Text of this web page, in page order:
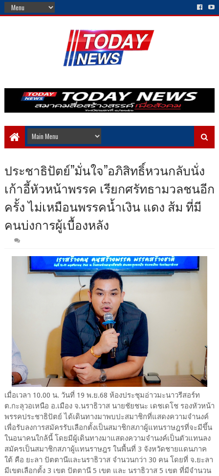
ประชาธิปัตย์”มั่นใจ”อภิสิทธิ์หวนกลับนั่ง
เก้าอี้หัวหน้าพรรค เรียกศรัทธามวลชนอีก
ครั้ง ไม่เหมือนพรรคน้ำเงิน แดง ส้ม ที่มี
คนบ่งการผู้เบื้องหลัง
เมื่อเวลา 10.00 น. วันที่ 19 พ.ย.68 ห้องประชุมอ่าวมะนาวรีสอร์ท
ต.กะลุวอเหนือ อ.เมือง จ.นราธิวาส นายชัยชนะ เดชเดโช รองหัวหน้า
พรรคประชาธิปัตย์ ได้เดินทางมาพบปะสมาชิกที่แสดงความจำนงค์
เพื่อรับลงการสมัครรับเลือกตั้งเป็นสมาชิกสภาผู้แทนราษฎรที่จะมีขึ้น
ในอนาคนใกล้นี้ โดยมีผู้เดินทางมาแสดงความจำนงค์เป็นตัวแทนลง
สมัครเป็นสมาชิกสภาผู้แทนราษฎร ในพื้นที่ 3 จังหวัดชายแดนภาค
ใต้ คือ ยะลา ปัตตานีและนราธิวาส จำนวนกว่า 30 คน โดยที่ จ.ยะลา
มีเขตเลือกตั้ง 3 เขต ปัตตานี 5 เขต และ นราธิวาส 5 เขต ที่มีจำนวน